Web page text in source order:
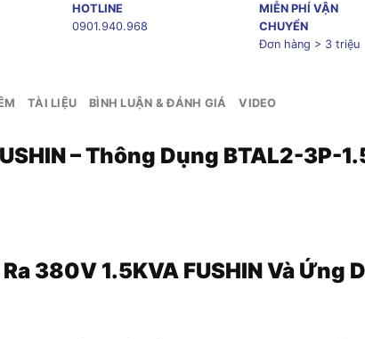
HOTLINE
0901.940.968
MIỄN PHÍ VẬN
CHUYỂN
Đơn hàng > 3 triệu
TÀI LIỆU BÌNH LUẬN & ĐÁNH GIÁ VIDEO
– Thông Dụng BTAL2-3P-
380V 1.5KVA FUSHIN Và Ứng